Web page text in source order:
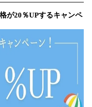
が20％UPするキャンペ